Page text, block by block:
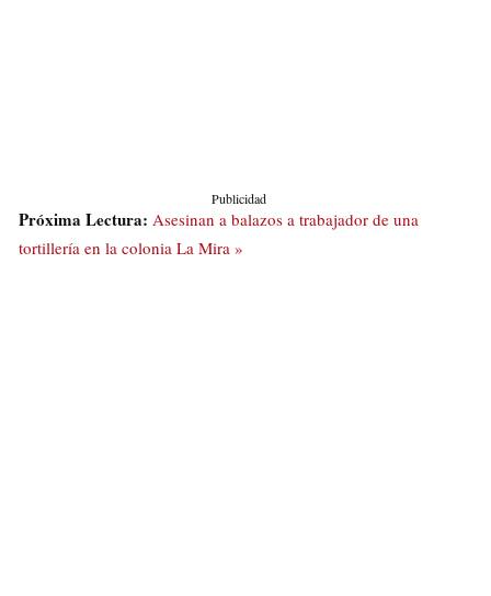
Publicidad
Próxima Lectura: Asesinan a balazos a trabajador de una
tortillería en la colonia La Mira »